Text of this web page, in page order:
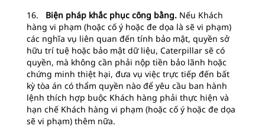
16. Biện pháp khắc phục công bằng. Nếu Khách
hàng vi phạm (hoặc cố ý hoặc đe dọa là sẽ vi phạm)
các nghĩa vụ liên quan đến tính bảo mật, quyền sở
hữu trí tuệ hoặc bảo mật dữ liệu, Caterpillar sẽ có
quyền, mà không cần phải nộp tiền bảo lãnh hoặc
chứng minh thiệt hại, đưa vụ việc trực tiếp đến bất
kỳ tòa án có thẩm quyền nào để yêu cầu ban hành
lệnh thích hợp buộc Khách hàng phải thực hiện và
hạn chế Khách hàng vi phạm (hoặc cố ý hoặc đe dọa
sẽ vi phạm) thêm nữa.